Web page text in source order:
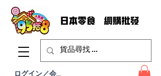
ログイン／会員登録